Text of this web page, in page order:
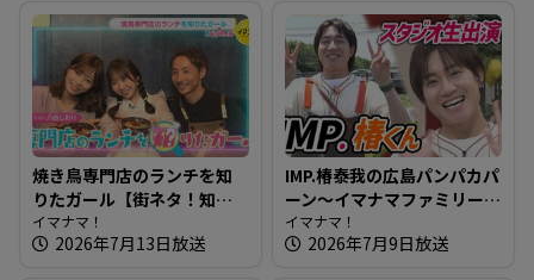
焼き鳥専門店のランチを知
りたガール【街ネタ！知り
たガール】
イマナマ！
2026年7月13日放送
IMP.椿泰我の広島パンパカパ
ーン～イマナマファミリー
IMP. 椿泰我くん2度目のスタ
ジオ登場！
イマナマ！
2026年7月9日放送